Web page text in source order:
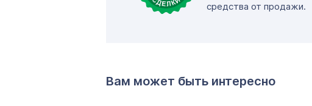
средства от продажи.
Вам может быть интересно